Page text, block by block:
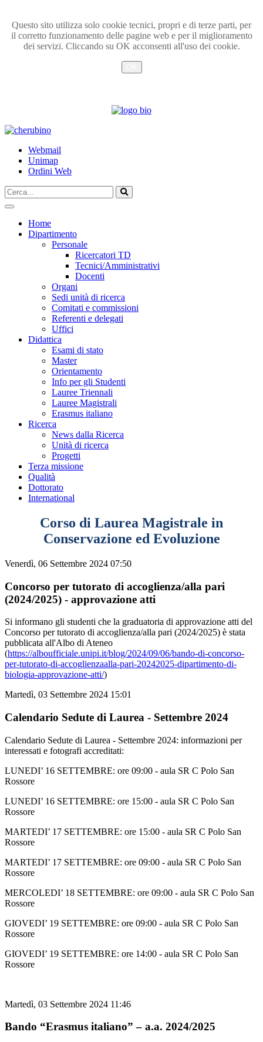
Questo sito utilizza solo cookie tecnici, propri e di terze parti, per
il corretto funzionamento delle pagine web e per il miglioramento
dei servizi. Cliccando su OK acconsenti all'uso dei cookie.
TPL_UNIPI_SKIP_TO_CONTENT
Webmail
Unimap
Ordini Web
Cerca...
Vai
Home
Dipartimento
Personale
Ricercatori TD
Tecnici/Amministrativi
Docenti
Organi
Sedi unità di ricerca
Comitati e commissioni
Referenti e delegati
Uffici
Didattica
Esami di stato
Master
Orientamento
Info per gli Studenti
Lauree Triennali
Lauree Magistrali
Erasmus italiano
Ricerca
News dalla Ricerca
Unità di ricerca
Progetti
Terza missione
Qualità
Dottorato
International
Corso di Laurea Magistrale in
Conservazione ed Evoluzione
Venerdì, 06 Settembre 2024 07:50
Concorso per tutorato di accoglienza/alla pari
(2024/2025) - approvazione atti
Si informano gli studenti che la graduatoria di approvazione atti del
Concorso per tutorato di accoglienza/alla pari (2024/2025) è stata
pubblicata all'Albo di Ateneo
(https://alboufficiale.unipi.it/blog/2024/09/06/bando-di-concorso-
per-tutorato-di-accoglienzaalla-pari-20242025-dipartimento-di-
biologia-approvazione-atti/)
Martedì, 03 Settembre 2024 15:01
Calendario Sedute di Laurea - Settembre 2024
Calendario Sedute di Laurea - Settembre 2024: informazioni per
interessati e fotografi accreditati:
LUNEDI’ 16 SETTEMBRE: ore 09:00 - aula SR C Polo San
Rossore
LUNEDI’ 16 SETTEMBRE: ore 15:00 - aula SR C Polo San
Rossore
MARTEDI’ 17 SETTEMBRE: ore 15:00 - aula SR C Polo San
Rossore
MARTEDI’ 17 SETTEMBRE: ore 09:00 - aula SR C Polo San
Rossore
MERCOLEDI’ 18 SETTEMBRE: ore 09:00 - aula SR C Polo San
Rossore
GIOVEDI’ 19 SETTEMBRE: ore 09:00 - aula SR C Polo San
Rossore
GIOVEDI’ 19 SETTEMBRE: ore 14:00 - aula SR C Polo San
Rossore
Martedì, 03 Settembre 2024 11:46
Bando “Erasmus italiano” – a.a. 2024/2025